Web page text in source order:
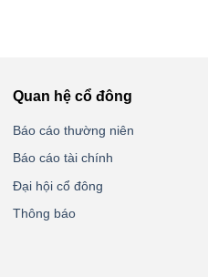
Quan hệ cổ đông
Báo cáo thường niên
Báo cáo tài chính
Đại hội cổ đông
Thông báo